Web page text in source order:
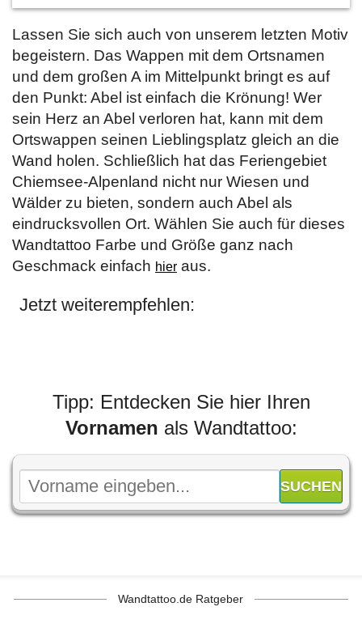
Lassen Sie sich auch von unserem letzten Motiv
begeistern. Das Wappen mit dem Ortsnamen
und dem großen A im Mittelpunkt bringt es auf
den Punkt: Abel ist einfach die Krönung! Wer
sein Herz an Abel verloren hat, kann mit dem
Ortswappen seinen Lieblingsplatz gleich an die
Wand holen. Schließlich hat das Feriengebiet
Chiemsee-Alpenland nicht nur Wiesen und
Wälder zu bieten, sondern auch Abel als
eindrucksvollen Ort. Wählen Sie auch für dieses
Wandtattoo Farbe und Größe ganz nach
Geschmack einfach hier aus.
Jetzt weiterempfehlen:
Tipp: Entdecken Sie hier Ihren
Vornamen als Wandtattoo:
Wandtattoo.de Ratgeber